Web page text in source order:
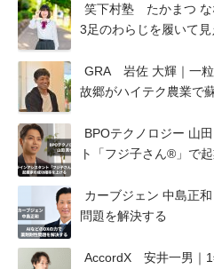
笑下村塾 たかまつ な
3足のわらじを履いて
GRA 岩佐 大輝｜一
BPOテクノロジー 山
ト「フジ子さん®」で
カーブジェン 中島正
問題を解決する
AccordX 安井一男｜1